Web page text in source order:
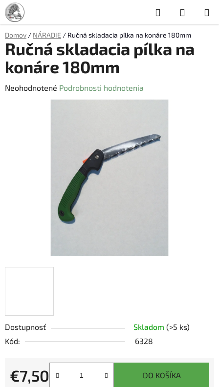
Prejsť
na
obsah
Hľadať
KOŠÍK
Domov / NÁRADIE / Ručná skladacia pílka na konáre 180mm
Dostupnosť Skladom (>5 ks)
Kód:
6328
€7,50 DO KOŠÍKA
Ručná skladacia pílka na
konáre 180mm
Priemerné
Neohodnotené Podrobnosti hodnotenia